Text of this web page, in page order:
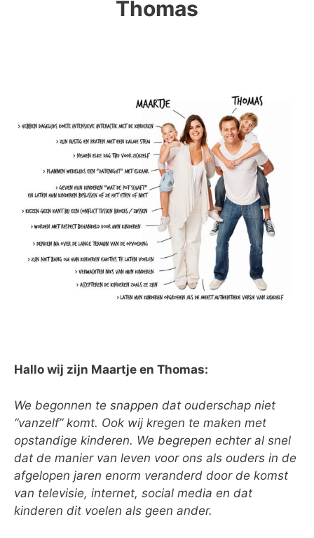
Thomas
Hallo wij zijn Maartje en Thomas:
We begonnen te snappen dat ouderschap niet
“vanzelf” komt. Ook wij kregen te maken met
opstandige kinderen. We begrepen echter al snel
dat de manier van leven voor ons als ouders in de
afgelopen jaren enorm veranderd door de komst
van televisie, internet, social media en dat
kinderen dit voelen als geen ander.